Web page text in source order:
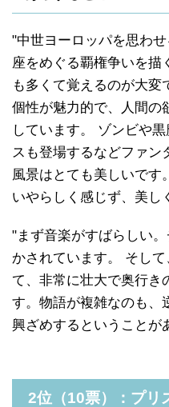
"中世ヨーロッパを思わ
座をめぐる覇権争いを描
も多くて覚えるのが大変
個性が魅力的で、人間の
しています。 ゾンビや
スも登場するなどファン
風景はとても美しいです
いやらしく感じず、美し
"まず音楽がすばらしい
かされています。 そし
て、非常に壮大で奥行き
す。物語が複雑なのも、
興ざめするということが
2位（10票）：プリ